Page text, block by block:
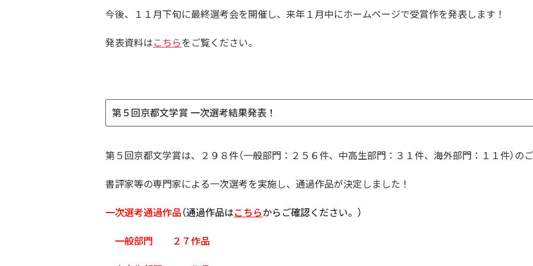
今後、１１月下旬に最終選考会を開催し、来年１月中にホームページで受賞作を発表します！
発表資料はこちらをご覧ください。
第５回京都文学賞 一次選考結果発表！
第５回京都文学賞は、２９８件（一般部門：２５６件、中高生部門：３１件、海外部門：１１件）の
書評家等の専門家による一次選考を実施し、通過作品が決定しました！
一次選考通過作品（通過作品はこちらからご確認ください。 ）
一般部門 ２７作品